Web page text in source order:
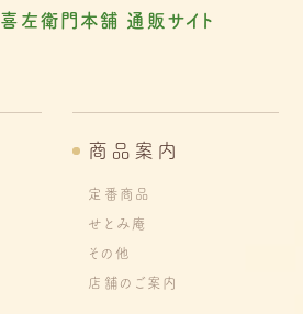
喜左衛門本舗 通販サイト
商品案内
定番商品
せとみ庵
その他
店舗のご案内